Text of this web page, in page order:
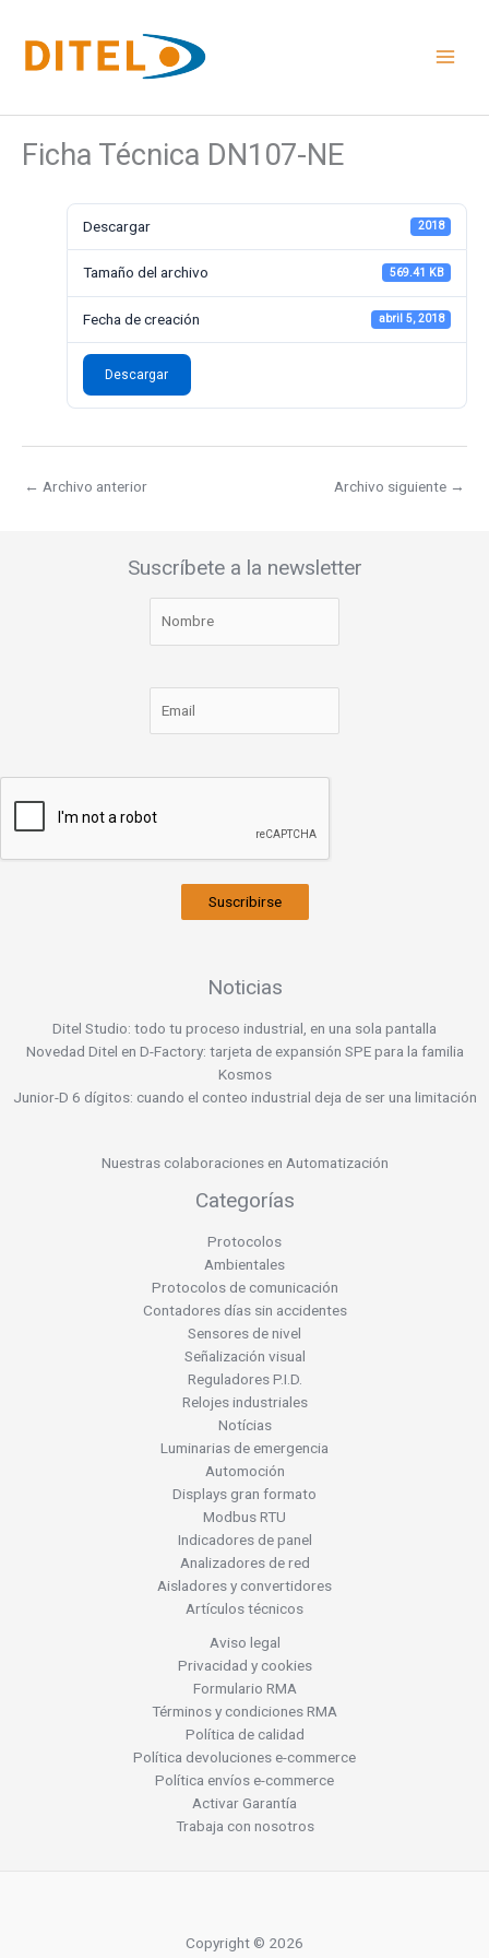
contenido
Ficha Técnica DN107-NE
Descargar 2018
Tamaño del archivo 569.41 KB
Fecha de creación abril 5, 2018
Descargar
← Archivo anterior Archivo siguiente →
Suscríbete a la newsletter
Suscribirse
Noticias
Ditel Studio: todo tu proceso industrial, en una sola pantalla
Novedad Ditel en D-Factory: tarjeta de expansión SPE para la familia
Kosmos
Junior-D 6 dígitos: cuando el conteo industrial deja de ser una limitación
Nuestras colaboraciones en Automatización
Categorías
Protocolos
Ambientales
Protocolos de comunicación
Contadores días sin accidentes
Sensores de nivel
Señalización visual
Reguladores P.I.D.
Relojes industriales
Notícias
Luminarias de emergencia
Automoción
Displays gran formato
Modbus RTU
Indicadores de panel
Analizadores de red
Aisladores y convertidores
Artículos técnicos
Aviso legal
Privacidad y cookies
Formulario RMA
Términos y condiciones RMA
Política de calidad
Política devoluciones e-commerce
Política envíos e-commerce
Activar Garantía
Trabaja con nosotros
Copyright © 2026